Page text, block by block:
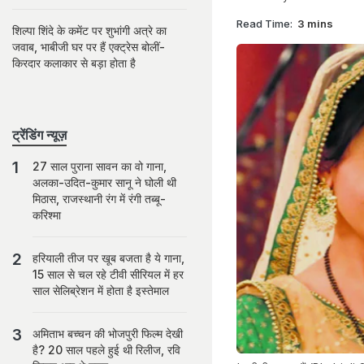
Read Time: 3 mins
शिल्पा शिंदे के कमेंट पर शुभांगी अत्रे का
जवाब, भाबीजी घर पर हैं एक्ट्रेस बोलीं-
किरदार कलाकार से बड़ा होता है
ट्रेंडिंग न्यूज़
27 साल पुराना सावन का वो गाना,
अलका-उदित-कुमार सानू ने घोली थी
मिठास, राजस्थानी रंग में रंगी तब्बू-
करिश्मा
हरियाली तीज पर खूब बजता है ये गाना,
15 साल से चल रहे टीवी सीरियल में हर
साल सेलिब्रेशन में होता है इस्तेमाल
अमिताभ बच्चन की भोजपुरी फिल्म देखी
है? 20 साल पहले हुई थी रिलीज, रवि